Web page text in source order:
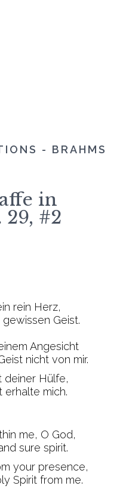
- BRAHMS
in
#2
rein Herz,
Geist.
Angesicht
nicht von mir.
deiner Hülfe,
erhalte mich.
me, O God,
sure spirit.
your presence,
Spirit from me.